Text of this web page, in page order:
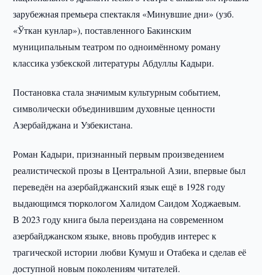
зарубежная премьера спектакля «Минувшие дни» (узб.
«Ўткан кунлар»), поставленного Бакинским
муниципальным театром по одноимённому роману
классика узбекской литературы Абдуллы Кадыри.
Постановка стала значимым культурным событием,
символически объединившим духовные ценности
Азербайджана и Узбекистана.
Роман Кадыри, признанный первым произведением
реалистической прозы в Центральной Азии, впервые был
переведён на азербайджанский язык ещё в 1928 году
выдающимся тюркологом Халидом Саидом Ходжаевым.
В 2023 году книга была переиздана на современном
азербайджанском языке, вновь пробудив интерес к
трагической истории любви Кумуш и Отабека и сделав её
доступной новым поколениям читателей.